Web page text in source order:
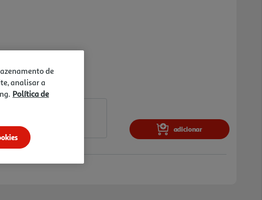
ilustrações fofas e respostas detalhadas.
adicionar
de
analisar a
Política de